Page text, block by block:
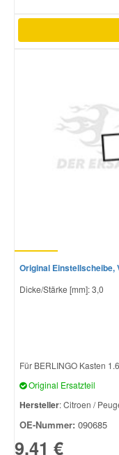
Original Einstellscheibe,
Dicke/Stärke [mm]: 3,0
Für BERLINGO Kasten
Original Ersatzteil
Hersteller: Citroen /
OE-Nummer: 090685
9,41 €